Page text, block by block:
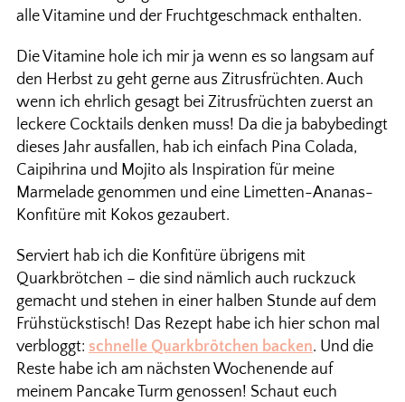
alle Vitamine und der Fruchtgeschmack enthalten.
Die Vitamine hole ich mir ja wenn es so langsam auf
den Herbst zu geht gerne aus Zitrusfrüchten. Auch
wenn ich ehrlich gesagt bei Zitrusfrüchten zuerst an
leckere Cocktails denken muss! Da die ja babybedingt
dieses Jahr ausfallen, hab ich einfach Pina Colada,
Caipihrina und Mojito als Inspiration für meine
Marmelade genommen und eine Limetten-Ananas-
Konfitüre mit Kokos gezaubert.
Serviert hab ich die Konfitüre übrigens mit
Quarkbrötchen – die sind nämlich auch ruckzuck
gemacht und stehen in einer halben Stunde auf dem
Frühstückstisch! Das Rezept habe ich hier schon mal
verbloggt: schnelle Quarkbrötchen backen. Und die
Reste habe ich am nächsten Wochenende auf
meinem Pancake Turm genossen! Schaut euch